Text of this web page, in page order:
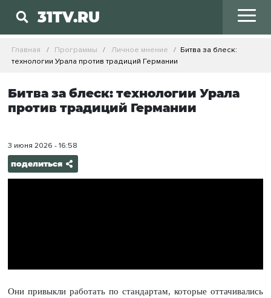
31TV.RU
Главная Программы Личное мнение
Битва за блеск:
технологии Урала против традиций Германии
Битва за блеск: технологии Урала
против традиций Германии
3 июня 2026 - 16:58
поделиться
Они привыкли работать по стандартам, которые оттачивались